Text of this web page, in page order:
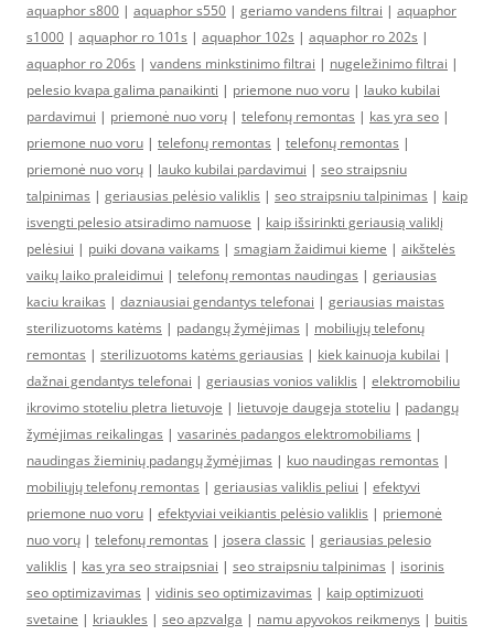
aquaphor s800 | aquaphor s550 | geriamo vandens filtrai | aquaphor
s1000 | aquaphor ro 101s | aquaphor 102s | aquaphor ro 202s |
aquaphor ro 206s | vandens minkstinimo filtrai | nugeležinimo filtrai |
pelesio kvapa galima panaikinti | priemone nuo voru | lauko kubilai
pardavimui | priemonė nuo vorų | telefonų remontas | kas yra seo |
priemone nuo voru | telefonų remontas | telefonų remontas |
priemonė nuo vorų | lauko kubilai pardavimui | seo straipsniu
talpinimas | geriausias pelėsio valiklis | seo straipsniu talpinimas | kaip
isvengti pelesio atsiradimo namuose | kaip išsirinkti geriausią valiklį
pelėsiui | puiki dovana vaikams | smagiam žaidimui kieme | aikštelės
vaikų laiko praleidimui | telefonų remontas naudingas | geriausias
kaciu kraikas | dazniausiai gendantys telefonai | geriausias maistas
sterilizuotoms katėms | padangų žymėjimas | mobiliųjų telefonų
remontas | sterilizuotoms katėms geriausias | kiek kainuoja kubilai |
dažnai gendantys telefonai | geriausias vonios valiklis | elektromobiliu
ikrovimo stoteliu pletra lietuvoje | lietuvoje daugeja stoteliu | padangų
žymėjimas reikalingas | vasarinės padangos elektromobiliams |
naudingas žieminių padangų žymėjimas | kuo naudingas remontas |
mobiliųjų telefonų remontas | geriausias valiklis peliui | efektyvi
priemone nuo voru | efektyviai veikiantis pelėsio valiklis | priemonė
nuo vorų | telefonų remontas | josera classic | geriausias pelesio
valiklis | kas yra seo straipsniai | seo straipsniu talpinimas | isorinis
seo optimizavimas | vidinis seo optimizavimas | kaip optimizuoti
svetaine | kriaukles | seo apzvalga | namu apyvokos reikmenys | buitis